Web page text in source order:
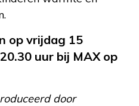
op vrijdag 15
uur bij MAX op
door